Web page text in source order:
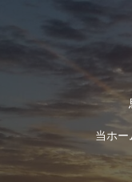
当ホ